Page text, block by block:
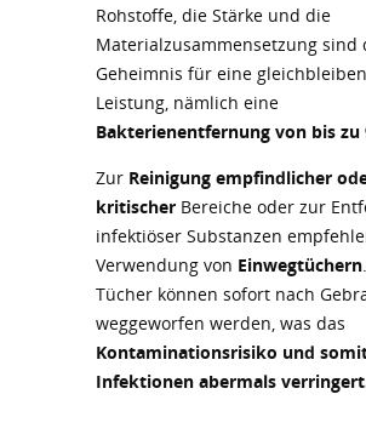
Rohstoffe, die Stärke und die
Materialzusammensetzung sind
Geheimnis für eine
Leistung, nämlich eine
Bakterienentfernung von bis zu
Zur Reinigung empfindlicher
kritischer Bereiche oder zur
infektiöser Substanzen
Verwendung von Einwegtüchern
Tücher können sofort nach
weggeworfen werden, was das
Kontaminationsrisiko und
Infektionen abermals